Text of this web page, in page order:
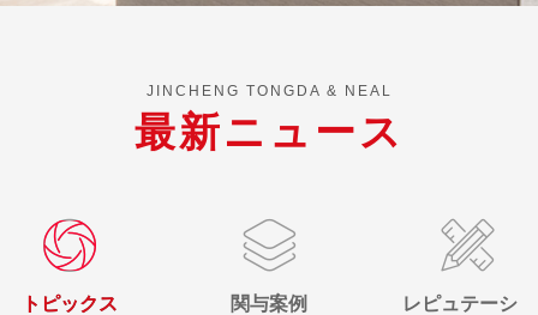
JINCHENG TONGDA & NEAL
最新ニュース
トピックス 関与案例 レピュテーシ